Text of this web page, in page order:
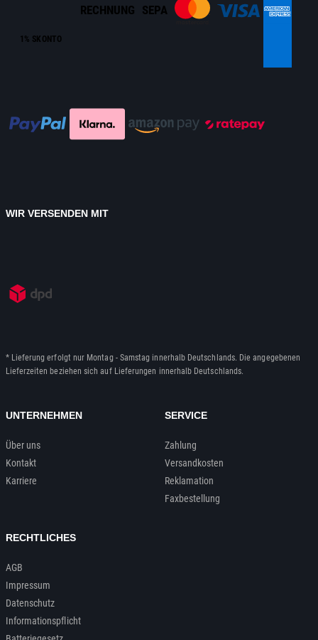
1% SKONTO
RECHNUNG SEPA
WIR VERSENDEN MIT
* Lieferung erfolgt nur Montag - Samstag innerhalb Deutschlands. Die angegebenen
Lieferzeiten beziehen sich auf Lieferungen innerhalb Deutschlands.
UNTERNEHMEN
Über uns
Kontakt
Karriere
SERVICE
Zahlung
Versandkosten
Reklamation
Faxbestellung
RECHTLICHES
AGB
Impressum
Datenschutz
Informationspflicht